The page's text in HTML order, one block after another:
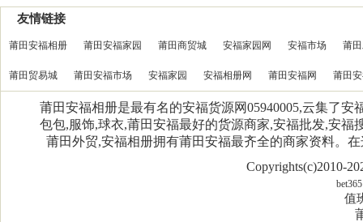
友情链接
莆田安福相册 莆田安福家园 莆田商贸城 安福家园网 安福市场 莆
莆田贸易城 莆田安福市场 安福家园 安福相册网 莆田安福网 莆田
莆田安福相册是最有名的安福货源网05940005,云集了
包包,服饰,球衣,莆田安福最好的货源商家,安福批发,安
莆田外贸,安福相册拥有莆田安福最齐全的商家资料。
Copyrights(c)2010-
bet365
值